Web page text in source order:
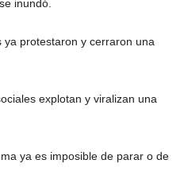
inundó.
protestaron y cerraron una
explotan y viralizan una
ya es imposible de parar o de